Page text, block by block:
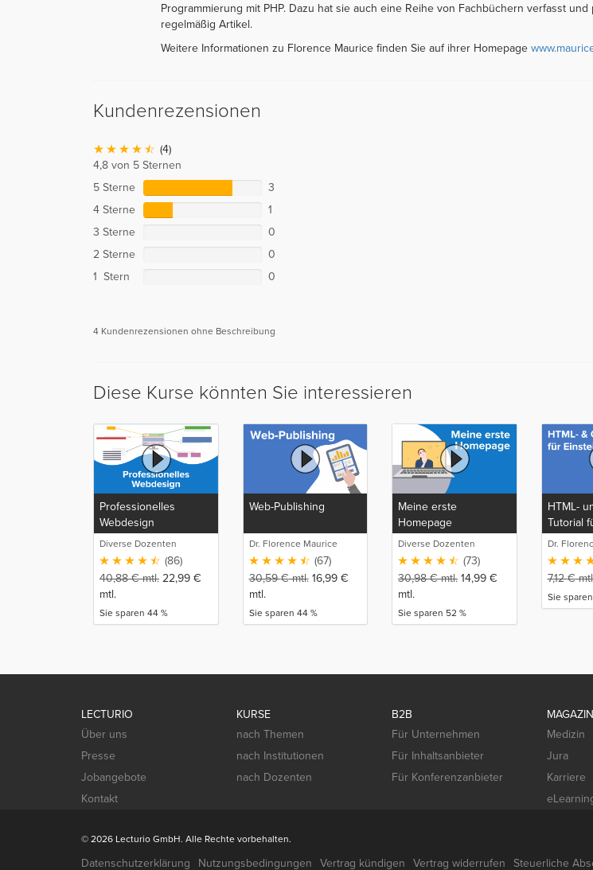
Programmierung mit PHP. Dazu hat sie auch eine Reihe von Fachbüchern verfasst und
regelmäßig Artikel.
Weitere Informationen zu Florence Maurice finden Sie auf ihrer Homepage
Kundenrezensionen
(4)
4,8 von 5 Sternen
5 Sterne
3
4 Sterne
1
3 Sterne
0
2 Sterne
0
1 Stern
0
4 Kundenrezensionen ohne Beschreibung
Diese Kurse könnten Sie interessieren
Professionelles
Webdesign
Diverse Dozenten
(86)
40,88€mtl. 22,99 €
mtl.
Sie sparen 44 %
Web-Publishing
Dr. Florence Maurice
(67)
30,59€mtl. 16,99 €
mtl.
Sie sparen 44 %
Meine erste
Homepage
Diverse Dozenten
(73)
30,98€mtl. 14,99 €
mtl.
Sie sparen 52 %
HTML-
Tutorial
Dr.
7,12€
Sie
LECTURIO
Über uns
Presse
Jobangebote
Kontakt
KURSE
nach Themen
nach Institutionen
nach Dozenten
B2B
Für Unternehmen
Für Inhaltsanbieter
Für Konferenzanbieter
Medizin
Jura
Karriere
© 2026 Lecturio GmbH. Alle Rechte vorbehalten.
Datenschutzerklärung Nutzungsbedingungen Vertrag kündigen Vertrag widerrufen Steuerliche